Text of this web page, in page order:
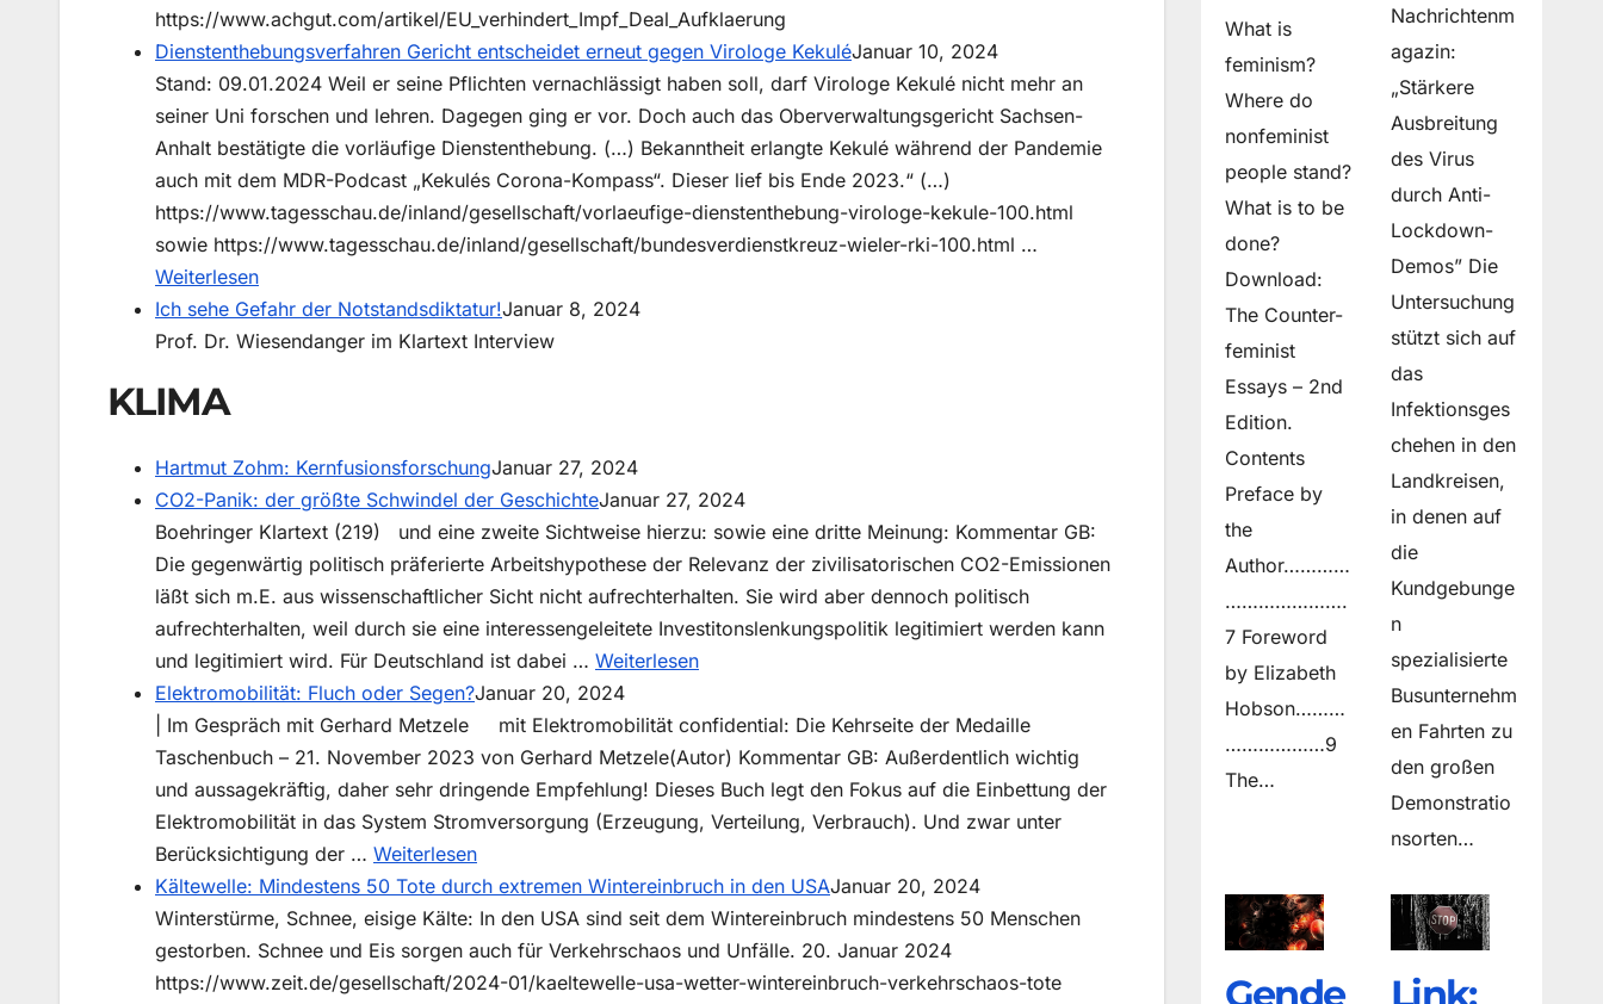
https://www.achgut.com/artikel/EU_verhindert_Impf_Deal_Aufklaerung
Dienstenthebungsverfahren Gericht entscheidet erneut gegen Virologe KekuléJanuar 10, 2024
Stand: 09.01.2024 Weil er seine Pflichten vernachlässigt haben soll, darf Virologe Kekulé nicht mehr an
seiner Uni forschen und lehren. Dagegen ging er vor. Doch auch das Oberverwaltungsgericht Sachsen-
Anhalt bestätigte die vorläufige Dienstenthebung. (…) Bekanntheit erlangte Kekulé während der Pandemie
auch mit dem MDR-Podcast „Kekulés Corona-Kompass“. Dieser lief bis Ende 2023.“ (…)
https://www.tagesschau.de/inland/gesellschaft/vorlaeufige-dienstenthebung-virologe-kekule-100.html
sowie https://www.tagesschau.de/inland/gesellschaft/bundesverdienstkreuz-wieler-rki-100.html …
Weiterlesen:
Dienstenthebungsverfahren
Gericht
Virologe
Kekulé
Ich sehe Gefahr der Notstandsdiktatur!Januar 8, 2024
Prof. Dr. Wiesendanger im Klartext Interview
KLIMA
Hartmut Zohm: KernfusionsforschungJanuar 27, 2024
CO2-Panik: der größte Schwindel der GeschichteJanuar 27, 2024
Boehringer Klartext (219) und eine zweite Sichtweise hierzu: sowie eine dritte Meinung: Kommentar GB:
Die gegenwärtig politisch präferierte Arbeitshypothese der Relevanz der zivilisatorischen CO2-Emissionen
läßt sich m.E. aus wissenschaftlicher Sicht nicht aufrechterhalten. Sie wird aber dennoch politisch
aufrechterhalten, weil durch sie eine interessengeleitete Investitonslenkungspolitik legitimiert werden kann
und legitimiert wird. Für Deutschland ist dabei … Weiterlesen:
Panik:
der
größte
Schwindel
Geschichte
Elektromobilität: Fluch oder Segen?Januar 20, 2024
| Im Gespräch mit Gerhard Metzele mit Elektromobilität confidential: Die Kehrseite der Medaille
Taschenbuch – 21. November 2023 von Gerhard Metzele(Autor) Kommentar GB: Außerdentlich wichtig
und aussagekräftig, daher sehr dringende Empfehlung! Dieses Buch legt den Fokus auf die Einbettung der
Elektromobilität in das System Stromversorgung (Erzeugung, Verteilung, Verbrauch). Und zwar unter
Berücksichtigung der … Weiterlesen:
Elektromobilität:
Fluch
oder
Segen?
Kältewelle: Mindestens 50 Tote durch extremen Wintereinbruch in den USAJanuar 20, 2024
Winterstürme, Schnee, eisige Kälte: In den USA sind seit dem Wintereinbruch mindestens 50 Menschen
gestorben. Schnee und Eis sorgen auch für Verkehrschaos und Unfälle. 20. Januar 2024
https://www.zeit.de/gesellschaft/2024-01/kaeltewelle-usa-wetter-wintereinbruch-verkehrschaos-tote
What is
feminism?
Where do
non­feminist
people stand?
What is to be
done?
Download:
The Counter-
feminist
Essays – 2nd
Edition.
Contents
Preface by
the
Author…………
………………….
7 Foreword
by Elizabeth
Hobson………
………………9
The…
Nachrichtenm
agazin:
„Stärkere
Ausbreitung
des Virus
durch Anti-
Lockdown-
Demos” Die
Untersuchung
stützt sich auf
das
Infektionsges
chehen in den
Landkreisen,
in denen auf
die
Kundgebunge
n
spezialisierte
Busunternehm
en Fahrten zu
den großen
Demonstratio
nsorten…
Gende Link: